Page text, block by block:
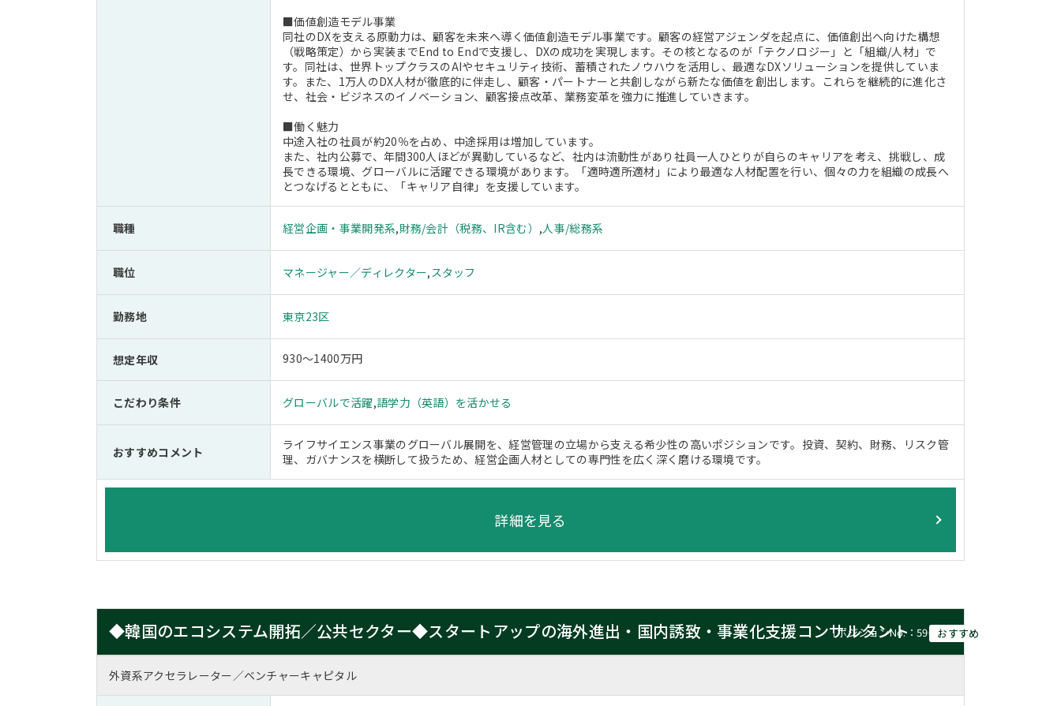
■価値創造モデル事業
同社のDXを支える原動力は、顧客を未来へ導く価値創造モデル事業です。顧客の経営アジェンダを起点に、価値創出へ向けた構想
（戦略策定）から実装までEnd to Endで支援し、DXの成功を実現します。その核となるのが「テクノロジー」と「組織/人材」で
す。同社は、世界トップクラスのAIやセキュリティ技術、蓄積されたノウハウを活用し、最適なDXソリューションを提供していま
す。また、1万人のDX人材が徹底的に伴走し、顧客・パートナーと共創しながら新たな価値を創出します。これらを継続的に進化さ
せ、社会・ビジネスのイノベーション、顧客接点改革、業務変革を強力に推進していきます。
■働く魅力
中途入社の社員が約20％を占め、中途採用は増加しています。
また、社内公募で、年間300人ほどが異動しているなど、社内は流動性があり社員一人ひとりが自らのキャリアを考え、挑戦し、成
長できる環境、グローバルに活躍できる環境があります。「適時適所適材」により最適な人材配置を行い、個々の力を組織の成長へ
とつなげるとともに、「キャリア自律」を支援しています。
職種 経営企画・事業開発系,財務/会計（税務、IR含む） ,人事/総務系
職位 マネージャー／ディレクター,スタッフ
勤務地 東京23区
想定年収 930～1400万円
こだわり条件 グローバルで活躍,語学力（英語）を活かせる
おすすめコメント
ライフサイエンス事業のグローバル展開を、経営管理の立場から支える希少性の高いポジションです。投資、契約、財務、リスク管
理、ガバナンスを横断して扱うため、経営企画人材としての専門性を広く深く磨ける環境です。
詳細を見る
◆韓国のエコシステム開拓／公共セクター◆スタートアップの海外進出・国内誘致・事業化支援コンサルタント おすすめ
［ポジションNo.：59691］
外資系アクセラレーター／ベンチャーキャピタル